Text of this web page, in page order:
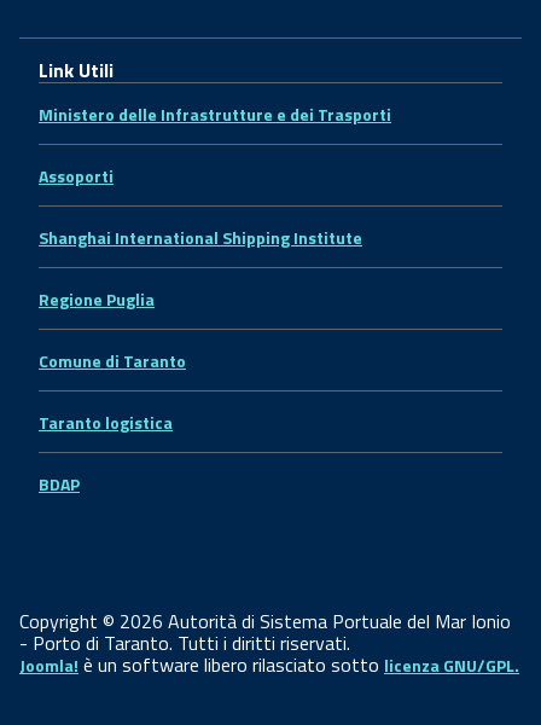
Link Utili
Ministero delle Infrastrutture e dei Trasporti
Assoporti
Shanghai International Shipping Institute
Regione Puglia
Comune di Taranto
Taranto logistica
BDAP
Copyright © 2026 Autorità di Sistema Portuale del Mar Ionio
- Porto di Taranto. Tutti i diritti riservati.
Joomla! è un software libero rilasciato sotto licenza GNU/GPL.